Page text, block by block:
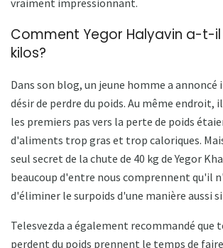
Comment Yegor Halyavin a-t-
kilos?
Dans son blog, un jeune homme a annoncé
désir de perdre du poids. Au même endroit,
les premiers pas vers la perte de poids
d'aliments trop gras et trop caloriques.
seul secret de la chute de 40 kg de Yegor
beaucoup d'entre nous comprennent qu'il
d'éliminer le surpoids d'une manière aussi
Telesvezda a également recommandé que
perdent du poids prennent le temps de